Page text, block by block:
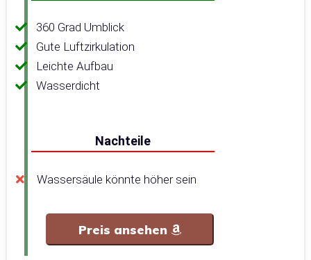
360 Grad Umblick
Gute Luftzirkulation
Leichte Aufbau
Wasserdicht
Nachteile
Wassersäule könnte höher sein
Preis ansehen